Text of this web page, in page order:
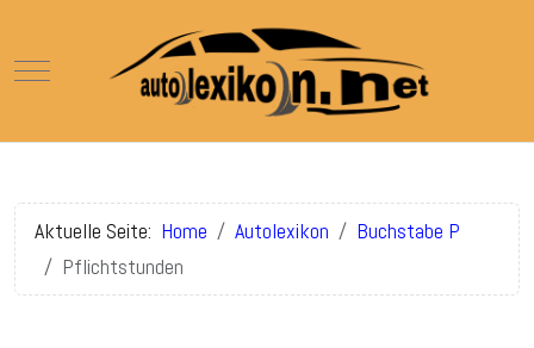
Mobile Menu Toggle
Aktuelle Seite: Home Autolexikon
Buchstabe P
Pflichtstunden